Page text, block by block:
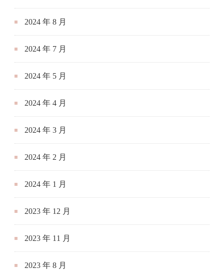
2024 年 8 月
2024 年 7 月
2024 年 5 月
2024 年 4 月
2024 年 3 月
2024 年 2 月
2024 年 1 月
2023 年 12 月
2023 年 11 月
2023 年 8 月